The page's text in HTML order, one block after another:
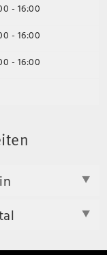
- 16:00
- 16:00
- 16:00